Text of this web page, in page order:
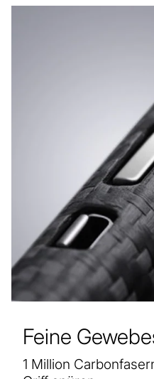
Feine
1 Million